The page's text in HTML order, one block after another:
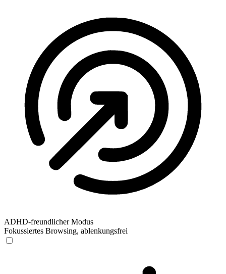
ADHD-freundlicher Modus
Fokussiertes Browsing, ablenkungsfrei